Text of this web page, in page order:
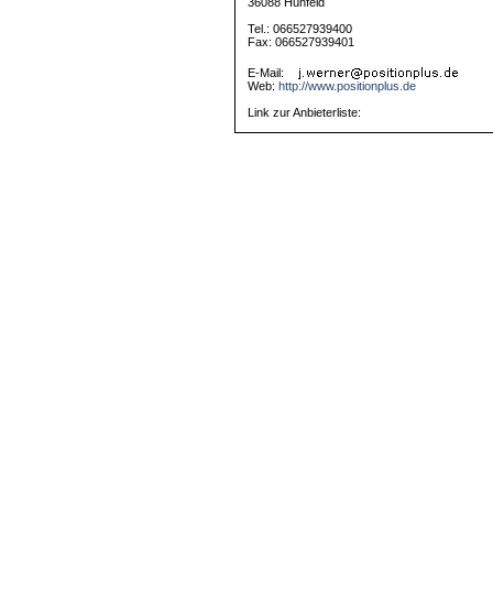
36088 Hünfeld
Tel.: 066527939400
Fax: 066527939401
E-Mail:
Web: http://www.positionplus.de
Link zur Anbieterliste: